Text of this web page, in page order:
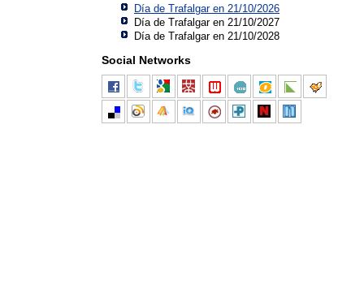
Día de Trafalgar en 21/10/2026
Día de Trafalgar en 21/10/2027
Día de Trafalgar en 21/10/2028
Social Networks